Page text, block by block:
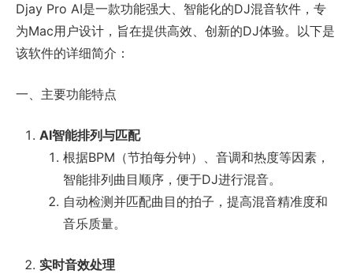
Djay Pro AI是一款功能强大、智能化的DJ混音软件，专
为Mac用户设计，旨在提供高效、创新的DJ体验。以下是
该软件的详细简介：
一、主要功能特点
AI智能排列与匹配
根据BPM（节拍每分钟）、音调和热度等因素，
智能排列曲目顺序，便于DJ进行混音。
自动检测并匹配曲目的拍子，提高混音精准度和
音乐质量。
实时音效处理